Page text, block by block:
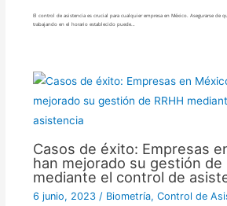
El control de asistencia es crucial para cualquier empresa en México. Asegurarse de
trabajando en el horario establecido puede…
Casos de éxito: Empresas
han mejorado su gestión de
mediante el control de
6 junio, 2023 / Biometría, Control de